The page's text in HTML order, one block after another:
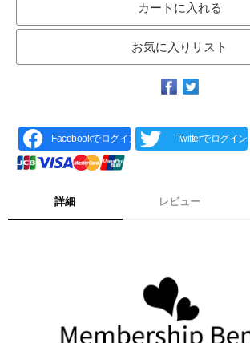
カートに入れる
お気に入りリスト
Facebookでログイン Twitterでログイン
詳細 レビュー